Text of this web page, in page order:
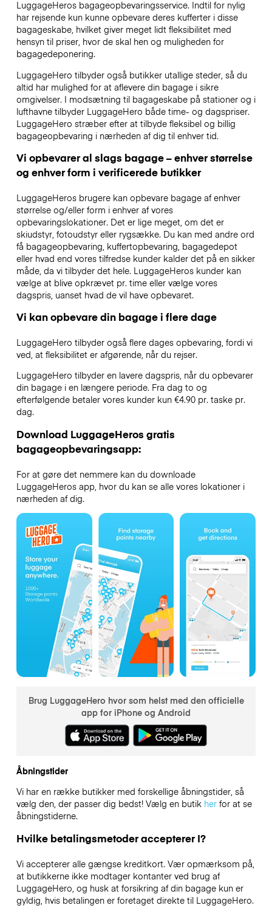
LuggageHeros bagageopbevaringsservice. Indtil for nylig
har rejsende kun kunne opbevare deres kufferter i disse
bagageskabe, hvilket giver meget lidt fleksibilitet med
hensyn til priser, hvor de skal hen og muligheden for
bagagedeponering.
LuggageHero tilbyder også butikker utallige steder, så du
altid har mulighed for at aflevere din bagage i sikre
omgivelser. I modsætning til bagageskabe på stationer og i
lufthavne tilbyder LuggageHero både time- og dagspriser.
LuggageHero stræber efter at tilbyde fleksibel og billig
bagageopbevaring i nærheden af dig til enhver tid.
Vi opbevarer al slags bagage – enhver størrelse
og enhver form i verificerede butikker
LuggageHeros brugere kan opbevare bagage af enhver
størrelse og/eller form i enhver af vores
opbevaringslokationer. Det er lige meget, om det er
skiudstyr, fotoudstyr eller rygsække. Du kan med andre ord
få bagageopbevaring, kuffertopbevaring, bagagedepot
eller hvad end vores tilfredse kunder kalder det på en sikker
måde, da vi tilbyder det hele. LuggageHeros kunder kan
vælge at blive opkrævet pr. time eller vælge vores
dagspris, uanset hvad de vil have opbevaret.
Vi kan opbevare din bagage i flere dage
LuggageHero tilbyder også flere dages opbevaring, fordi vi
ved, at fleksibilitet er afgørende, når du rejser.
LuggageHero tilbyder en lavere dagspris, når du opbevarer
din bagage i en længere periode. Fra dag to og
efterfølgende betaler vores kunder kun €4.90 pr. taske pr.
dag.
Download LuggageHeros gratis
bagageopbevaringsapp:
For at gøre det nemmere kan du downloade
LuggageHeros app, hvor du kan se alle vores lokationer i
nærheden af dig.
Brug LuggageHero hvor som helst med den officielle
app for iPhone og Android
Åbningstider
Vi har en række butikker med forskellige åbningstider, så
vælg den, der passer dig bedst! Vælg en butik herfor at se
åbningstiderne.
Hvilke betalingsmetoder accepterer I?
Vi accepterer alle gængse kreditkort. Vær opmærksom på,
at butikkerne ikke modtager kontanter ved brug af
LuggageHero, og husk at forsikring af din bagage kun er
gyldig, hvis betalingen er foretaget direkte til LuggageHero.